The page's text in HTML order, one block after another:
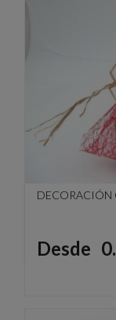
DECORACIÓN
Precio
Desde